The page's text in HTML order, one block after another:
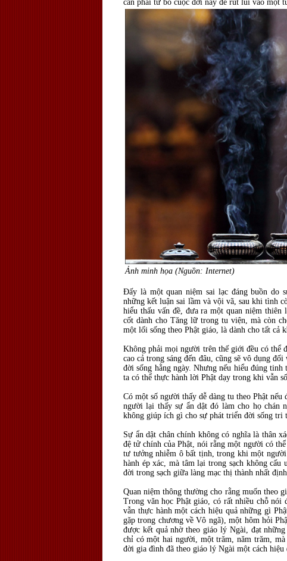
cần phải từ bỏ cuộc đời này để rút lui vào một
Ảnh minh họa (Nguồn: Internet)
Ðấy là một quan niệm sai lạc đáng buồn do
những kết luận sai lầm và vội vã, sau khi tình
hiểu thấu vấn đề, đưa ra một quan niệm
cốt dành cho Tăng lữ trong tu viện, mà còn
một lối sống theo Phật giáo, là dành cho tất cả
Không phải mọi người trên thế giới đều có thể
cao cả trong sáng đến đâu, cũng sẽ vô dụng
đời sống hằng ngày. Nhưng nếu hiểu đúng
ta có thể thực hành lời Phật dạy trong khi vẫn
Có một số người thấy dễ dàng tu theo Phật
người lại thấy sự ẩn dật đó làm cho họ chán
không giúp ích gì cho sự phát triển đời sống tri
Sự ẩn dật chân chính không có nghĩa là thân
đệ tử chính của Phật, nói rằng một người có
tư tưởng nhiễm ô bất tịnh, trong khi một
hành ép xác, mà tâm lại trong sạch không
đời trong sạch giữa làng mạc thị thành nhất
Quan niệm thông thường cho rằng muốn theo
Trong văn học Phật giáo, có rất nhiều chỗ
vẫn thực hành một cách hiệu quả những gì
gặp trong chương về Vô ngã), một hôm hỏi
được kết quả nhờ theo giáo lý Ngài, đạt
chỉ có một hai người, một trăm, năm trăm,
đời gia đình đã theo giáo lý Ngài một cách